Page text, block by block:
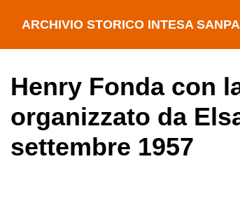
ARCHIVIO STORICO INTESA
Henry Fonda con
organizzato da
settembre 1957